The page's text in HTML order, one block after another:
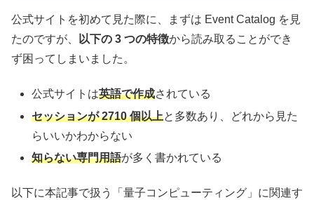
公式サイトを初めて見た際に、まずは Event Catalog を見
たのですが、
以下の 3 つの特徴から読み取ることができ
ず困ってしまいました。
公式サイトは英語で作成されている
セッションが 2710 個以上と多数あり、どれから見た
らいいかわからない
知らない専門用語が多く書かれている
以下に本記事で扱う「量子コンピューティング」に関連す